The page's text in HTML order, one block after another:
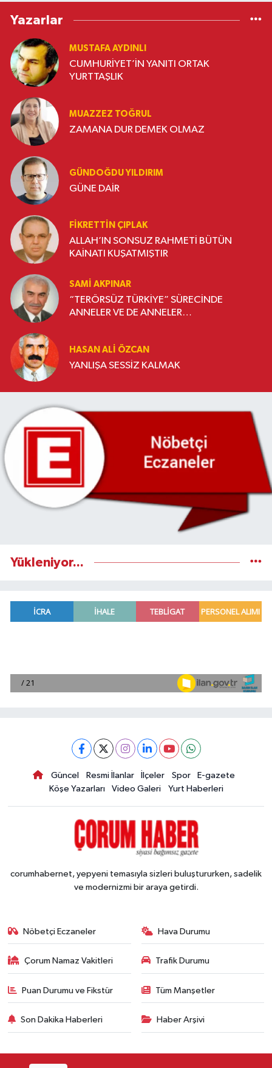
Yazarlar
MUSTAFA AYDINLI
CUMHURİYET’İN YANITI ORTAK
YURTTAŞLIK
MUAZZEZ TOĞRUL
ZAMANA DUR DEMEK OLMAZ
GÜNDOĞDU YILDIRIM
GÜNE DAİR
FIKRETTIN ÇIPLAK
ALLAH’IN SONSUZ RAHMETİ BÜTÜN
KAİNATI KUŞATMIŞTIR
SAMI AKPINAR
“TERÖRSÜZ TÜRKİYE” SÜRECİNDE
ANNELER VE DE ANNELER…
HASAN ALI ÖZCAN
YANLIŞA SESSİZ KALMAK
Yükleniyor...
Güncel Resmi İlanlar İlçeler Spor
E-gazete
Köşe Yazarları
Video Galeri Yurt Haberleri
corumhabernet, yepyeni temasıyla sizleri buluştururken, sadelik
ve modernizmi bir araya getirdi.
Nöbetçi Eczaneler Hava Durumu
Çorum Namaz Vakitleri Trafik Durumu
Puan Durumu ve Fikstür Tüm Manşetler
Son Dakika Haberleri Haber Arşivi